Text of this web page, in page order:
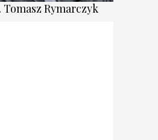
Tomasz Rymarczyk